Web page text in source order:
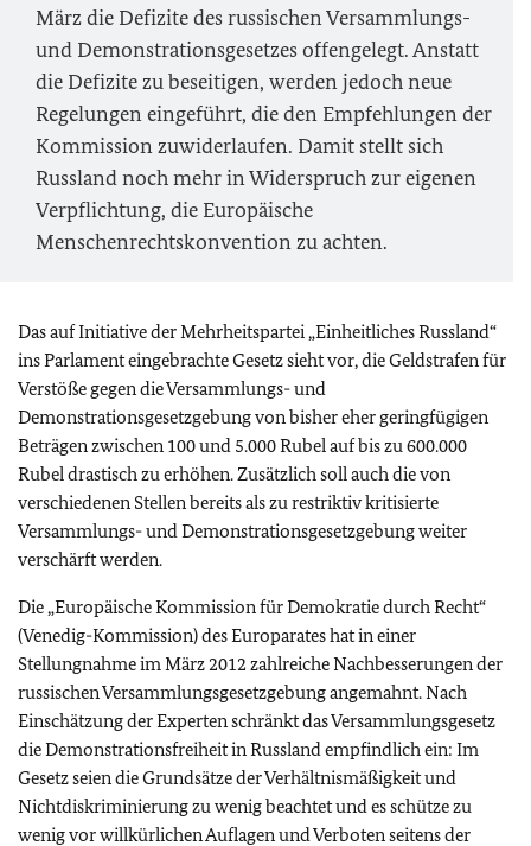
März die Defizite des russischen Versammlungs-
und Demonstrationsgesetzes offengelegt. Anstatt
die Defizite zu beseitigen, werden jedoch neue
Regelungen eingeführt, die den Empfehlungen der
Kommission zuwiderlaufen. Damit stellt sich
Russland noch mehr in Widerspruch zur eigenen
Verpflichtung, die Europäische
Menschenrechtskonvention zu achten.
Das auf Initiative der Mehrheitspartei „Einheitliches Russland“
ins Parlament eingebrachte Gesetz sieht vor, die Geldstrafen für
Verstöße gegen die Versammlungs- und
Demonstrationsgesetzgebung von bisher eher geringfügigen
Beträgen zwischen 100 und 5.000 Rubel auf bis zu 600.000
Rubel drastisch zu erhöhen. Zusätzlich soll auch die von
verschiedenen Stellen bereits als zu restriktiv kritisierte
Versammlungs- und Demonstrationsgesetzgebung weiter
verschärft werden.
Die „Europäische Kommission für Demokratie durch Recht“
(Venedig-Kommission) des Europarates hat in einer
Stellungnahme im März 2012 zahlreiche Nachbesserungen der
russischen Versammlungsgesetzgebung angemahnt. Nach
Einschätzung der Experten schränkt das Versammlungsgesetz
die Demonstrationsfreiheit in Russland empfindlich ein: Im
Gesetz seien die Grundsätze der Verhältnismäßigkeit und
Nichtdiskriminierung zu wenig beachtet und es schütze zu
wenig vor willkürlichen Auflagen und Verboten seitens der